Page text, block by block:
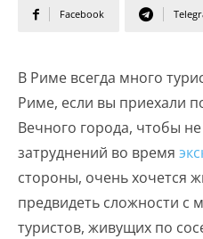
Facebook
В Риме всегда много
Риме, если вы приехали
Вечного города, чтобы
затруднений во время
стороны, очень хочется
предвидеть сложности с
туристов, живущих по